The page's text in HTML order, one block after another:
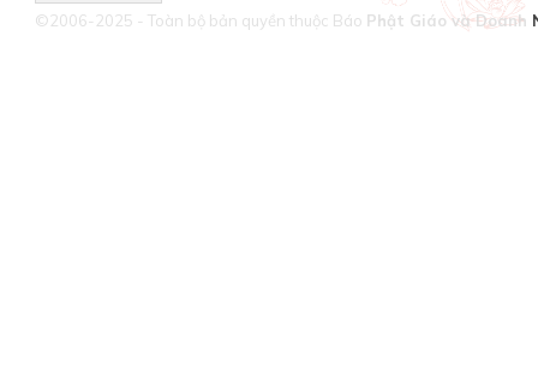
©2006-2025 - Toàn bộ bản quyền thuộc Báo Phật Giáo và Doanh